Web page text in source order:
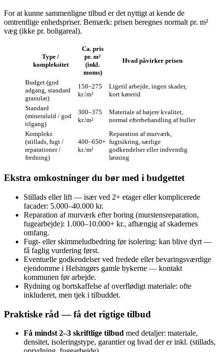
For at kunne sammenligne tilbud er det nyttigt at kende de
omtrentlige enhedspriser. Bemærk: prisen beregnes normalt pr. m²
væg (ikke pr. boligareal).
Type /
kompleksitet
Ca. pris
pr. m²
(inkl.
moms)
Hvad påvirker prisen
Budget (god
adgang, standard
granulat)
150–275
kr./m²
Ligetil arbejde, ingen skader,
kort køretid
Standard
(mineraluld / god
tilgang)
300–375
kr./m²
Materiale af højere kvalitet,
normal efterbehandling af huller
Kompleks
(stillads, fugt /
reparationer /
fredning)
400–650+
kr./m²
Reparation af murværk,
fugtsikring, særlige
godkendelser eller indvendig
løsning
Ekstra omkostninger du bør med i budgettet
Stillads eller lift — især ved 2+ etager eller komplicerede
facader: 5.000–40.000 kr.
Reparation af murværk efter boring (murstensreparation,
fugearbejde): 1.000–10.000+ kr., afhængig af skadernes
omfang.
Fugt- eller skimmeludbedring før isolering: kan blive dyrt —
få faglig vurdering først.
Eventuelle godkendelser ved fredede eller bevaringsværdige
ejendomme i Helsingørs gamle bykerne — kontakt
kommunen før arbejde.
Rydning og bortskaffelse af overflødigt materiale: ofte
inkluderet, men tjek i tilbuddet.
Praktiske råd — få det rigtige tilbud
Få mindst 2–3 skriftlige tilbud med detaljer: materiale,
densitet, isoleringstype, garantier og hvad der er inkl. (stillads,